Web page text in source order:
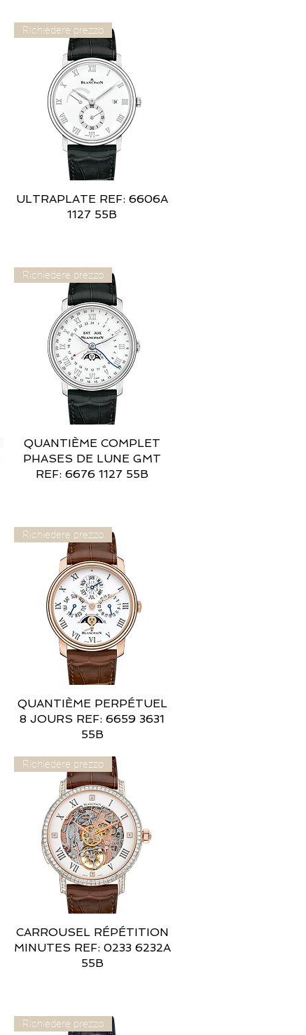
Vista rapida
Richiedere prezzo
ULTRAPLATE REF: 6606A
1127 55B
Vista rapida
Richiedere prezzo
QUANTIÈME COMPLET
PHASES DE LUNE GMT
REF: 6676 1127 55B
Vista rapida
Richiedere prezzo
QUANTIÈME PERPÉTUEL
8 JOURS REF: 6659 3631
55B
Vista rapida
Richiedere prezzo
CARROUSEL RÉPÉTITION
MINUTES REF: 0233 6232A
55B
Richiedere prezzo